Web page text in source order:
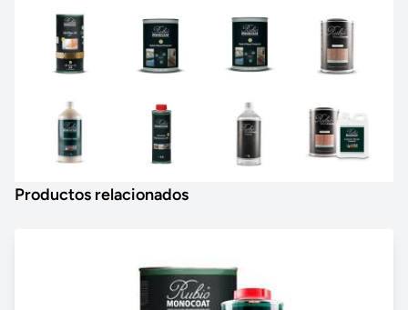
Productos relacionados